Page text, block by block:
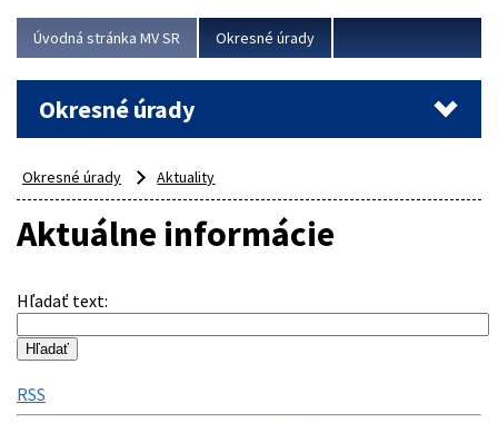
Viac
Úvodná stránka MV SR Okresné úrady
Okresné úrady
Okresné úrady Aktuality
Aktuálne informácie
Hľadať text:
RSS